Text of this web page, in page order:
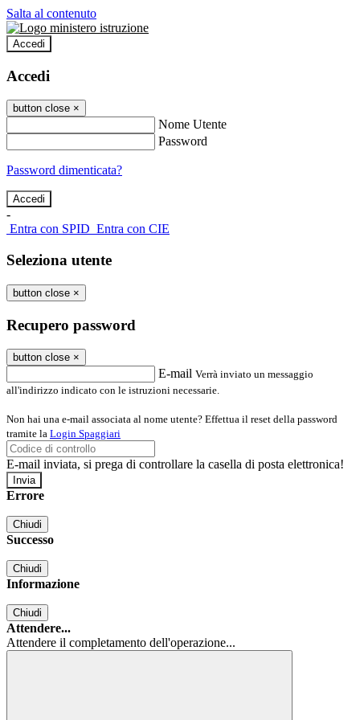
Salta al contenuto
Accedi
Accedi
button close ×
Nome Utente
Password
Password dimenticata?
-
Entra con SPID Entra con CIE
Seleziona utente
button close ×
Recupero password
button close ×
E-mail Verrà inviato un messaggio
all'indirizzo indicato con le istruzioni necessarie.
Non hai una e-mail associata al nome utente? Effettua il reset della password
tramite la Login Spaggiari
E-mail inviata, si prega di controllare la casella di posta elettronica!
Errore
Chiudi
Successo
Chiudi
Informazione
Chiudi
Attendere...
Attendere il completamento dell'operazione...